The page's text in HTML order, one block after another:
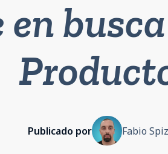
Publicado por Fabio